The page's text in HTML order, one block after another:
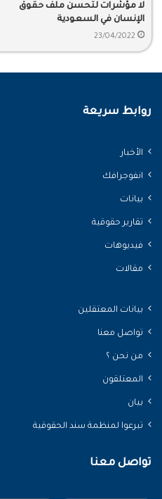
لا مؤشرات لتحسن ملف حقوق
الإنسان في السعودية
23/04/2022
روابط سريعة
الأخبار
انفوجرافك
بيانات
تقارير حقوقية
فيديوهات
مقالات
بيانات المعتقلين
تواصل معنا
من نحن ؟
المعتلقون
بيان
تبرعوا لمنظمة سند الحقوقية
تواصل معنا